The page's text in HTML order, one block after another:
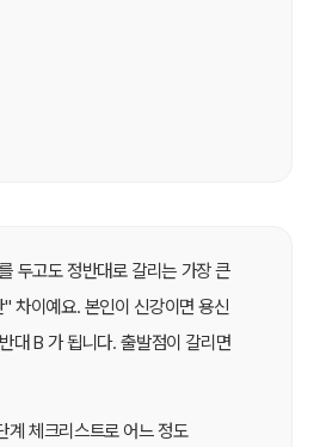
두고도 정반대로 갈리는 가장 큰
차이예요. 본인이 신강이면 용신
대 B 가 됩니다. 출발점이 갈리면
계 체크리스트로 어느 정도